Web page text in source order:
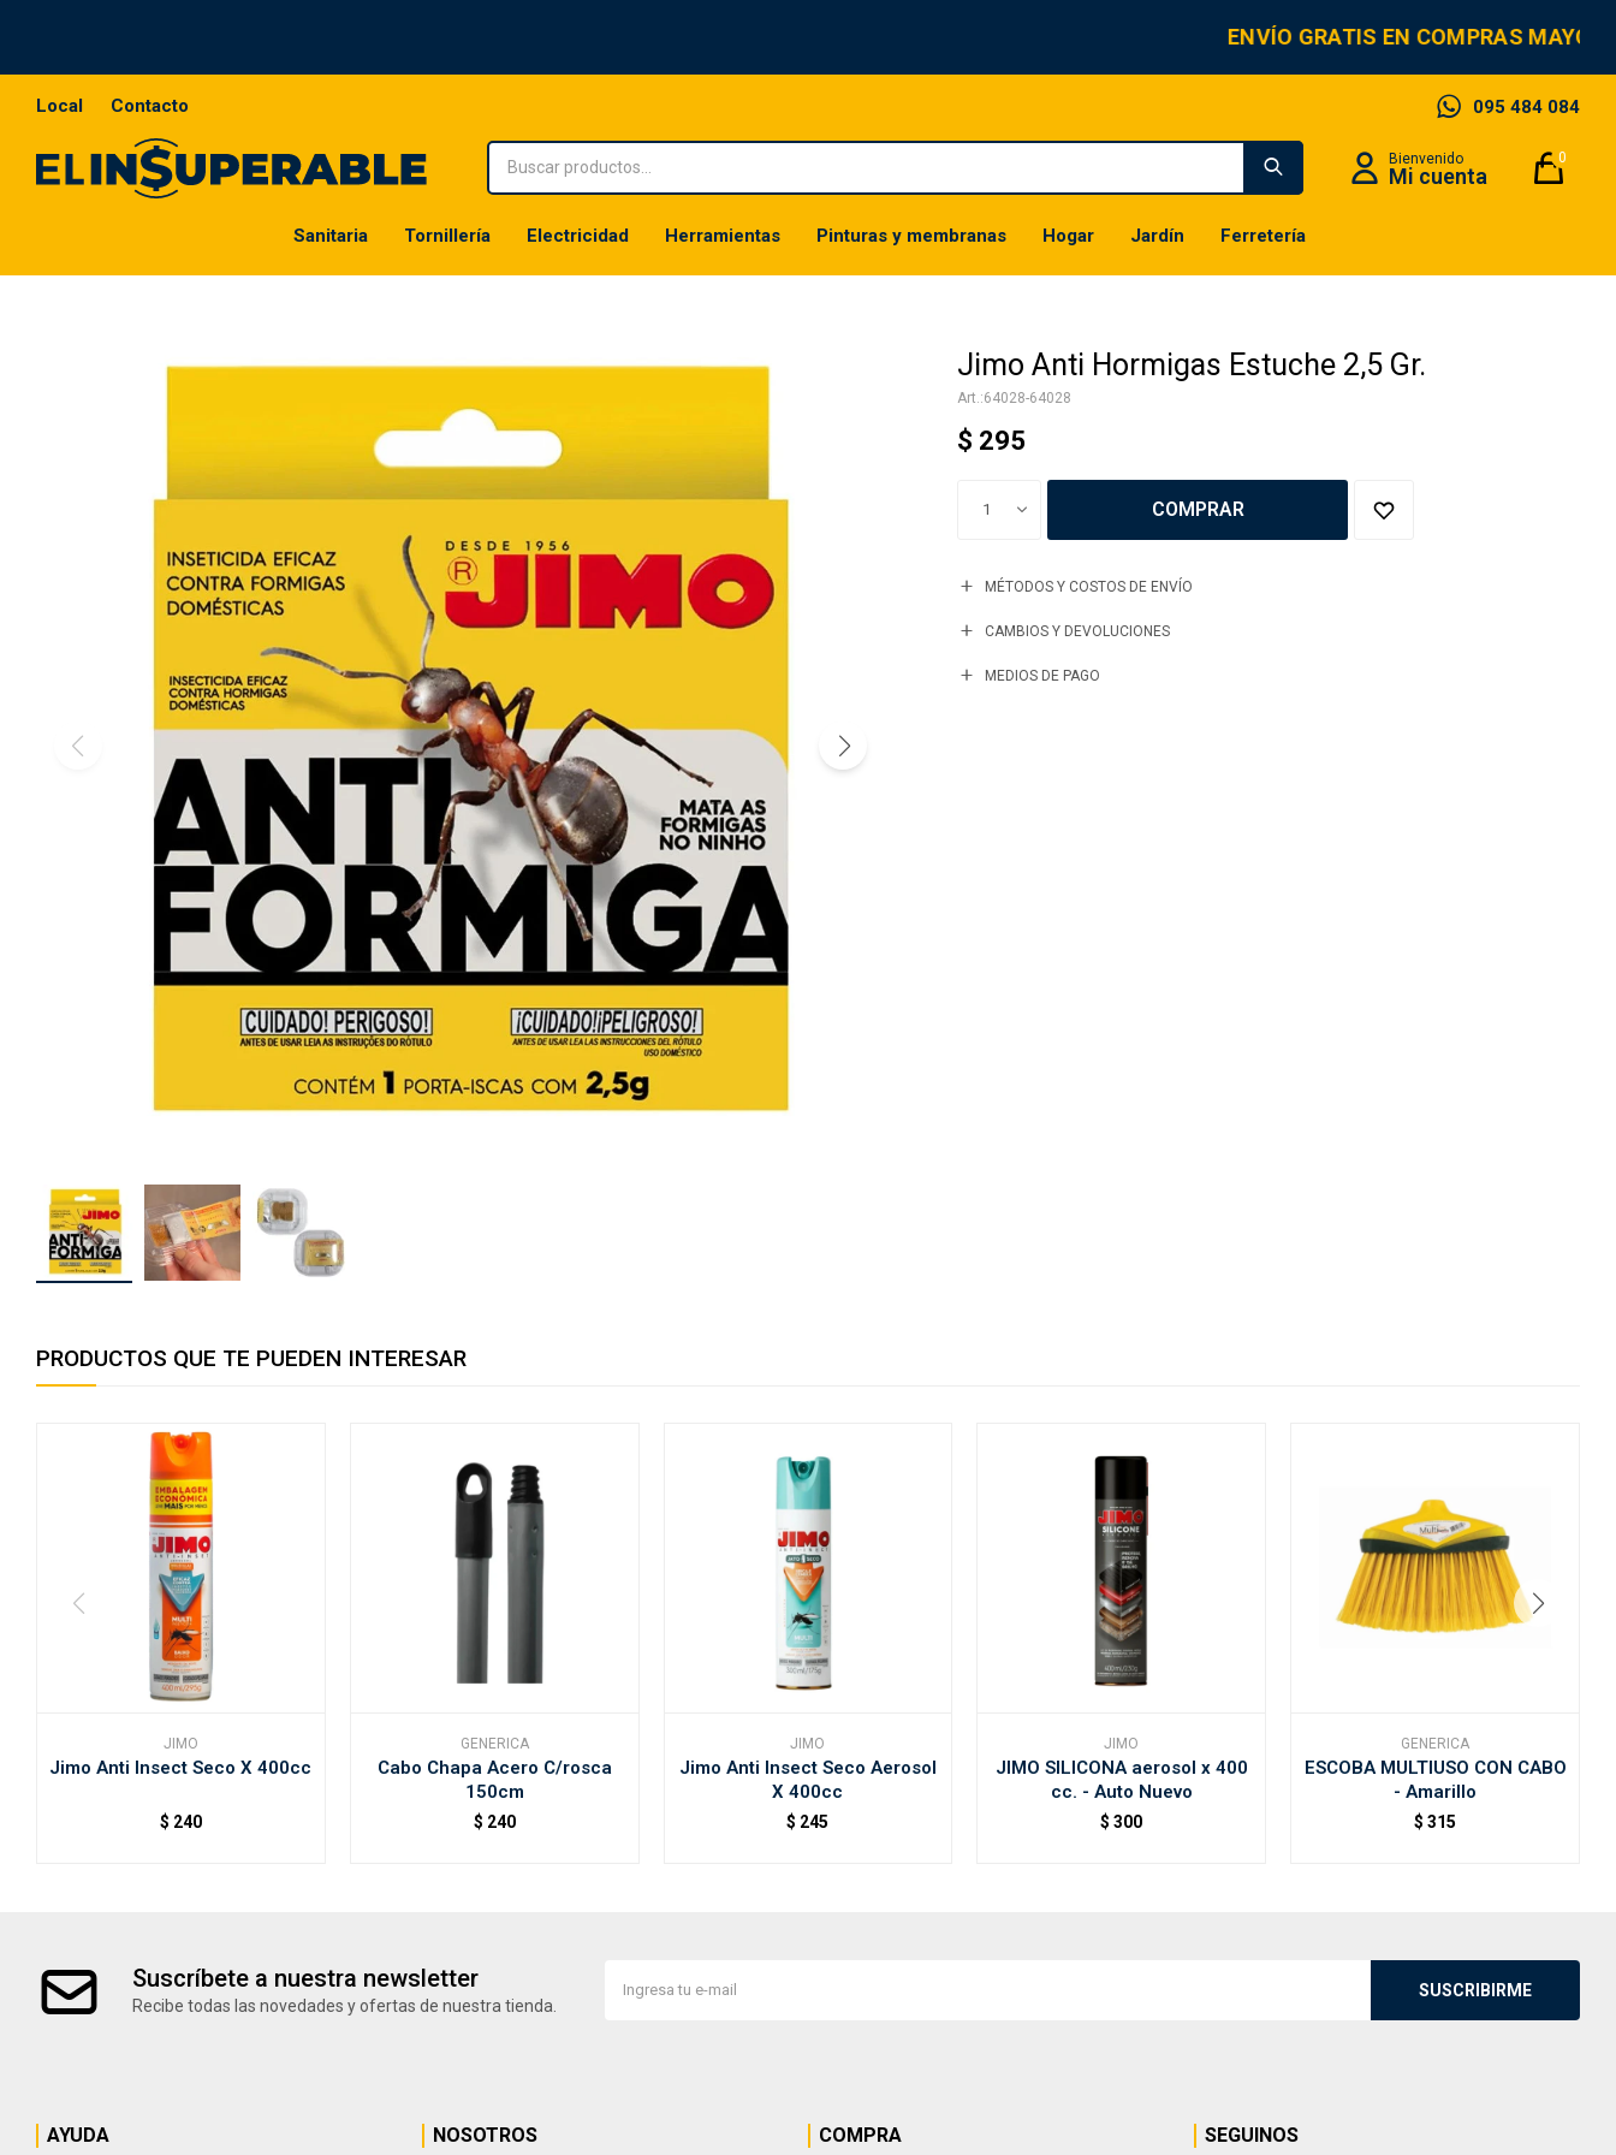
ENVÍO GRATIS EN COMPRAS
Sanitaria Tornillería Electricidad Herramientas Pinturas y membranas Hogar Jardín Ferretería
0
095 484 084
Local Contacto
Jimo Anti Hormigas Estuche 2,5 Gr.
64028-64028
$ 295
1 COMPRAR
MÉTODOS Y COSTOS DE ENVÍO
CAMBIOS Y DEVOLUCIONES
MEDIOS DE PAGO
PRODUCTOS QUE TE PUEDEN INTERESAR
JIMO
Jimo Anti Insect Seco X 400cc
$ 240
GENERICA
Cabo Chapa Acero C/rosca
150cm
$ 240
JIMO
Jimo Anti Insect Seco Aerosol
X 400cc
$ 245
JIMO
JIMO SILICONA aerosol x 400
cc. - Auto Nuevo
$ 300
GENERICA
ESCOBA MULTIUSO CON CABO
- Amarillo
$ 315
Suscríbete a nuestra newsletter
Recibe todas las novedades y ofertas de nuestra tienda.
SUSCRIBIRME
AYUDA NOSOTROS COMPRA SEGUINOS